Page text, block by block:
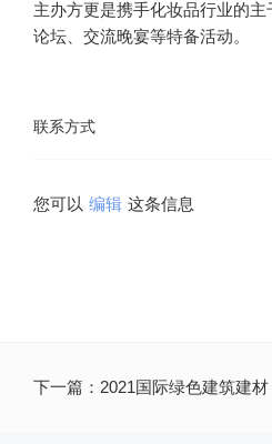
主办方更是携手化妆品行业的主
联系方式
您可以 编辑
下一篇： 2021国际绿色建筑建